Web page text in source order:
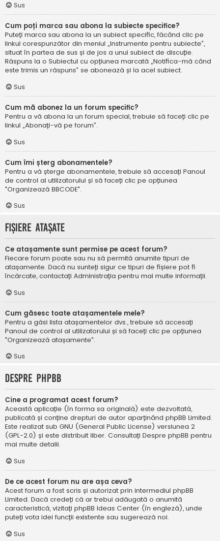
Sus
Cum poți marca sau abona la subiecte specifice?
Puteți marca sau abona la un subiect specific, făcând clic pe
linkul corespunzător din meniul „Instrumente pentru subiecte”,
situat în partea de sus și de jos a unui subiect de discuție.
Răspuns la o Subiectul cu opțiunea marcată „Notifica-mă când
este trimis un răspuns” se abonează și la acel subiect.
Sus
Cum mă abonez la un forum specific?
Pentru a vă abona la un forum special, trebuie să faceți clic pe
linkul „Abonați-vă pe forum”.
Sus
Cum îmi șterg abonamentele?
Pentru a vă șterge abonamentele, trebuie să accesați Panoul
de control al utilizatorului și să faceți clic pe opțiunea
"Organizează BBCODE".
Sus
Fișiere atașate
Ce atașamente sunt permise pe acest forum?
Fiecare forum poate sau nu să permită anumite tipuri de
atașamente. Dacă nu sunteți sigur ce tipuri de fișiere pot fi
încărcate, contactați Administrația pentru mai multe informații.
Sus
Cum găsesc toate atașamentele mele?
Pentru a găsi lista atașamentelor dvs., trebuie să accesați
Panoul de control al utilizatorului și să faceți clic pe opțiunea
"Organizează atașamente".
Sus
Despre phpBB
Cine a programat acest forum?
Această aplicație (în forma sa originală) este dezvoltată,
publicată și conține drepturi de autor aparținând phpBB Limited.
Este realizat sub GNU (General Public License) versiunea 2
(GPL-2.0) și este distribuit liber. Consultați Despre phpBB pentru
mai multe detalii.
Sus
De ce acest forum nu are așa ceva?
Acest forum a fost scris și autorizat prin intermediul phpBB
Limited. Dacă credeți că ar trebui adăugată o anumită
caracteristică, vizitați phpBB Ideas Center (în engleză), unde
puteți vota idei funcții existente sau sugerează noi.
Sus